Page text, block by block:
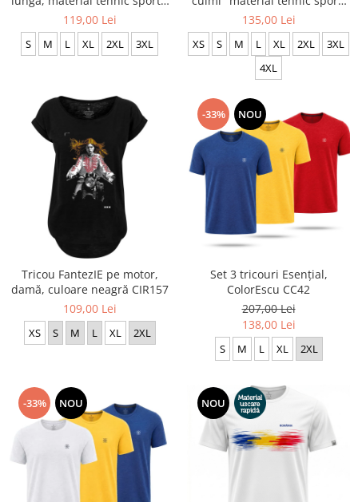
CS63
119,00 Lei
S M L XL 2XL 3XL
culoare albă CS65
135,00 Lei
XS S M L XL 2XL
3XL
4XL
Tricou FantezIE pe motor,
damă, culoare neagră CIR157
109,00 Lei
XS S M L XL 2XL
-33% NOU
Set 3 tricouri Esențial,
ColorEscu CC42
207,00 Lei
138,00 Lei
S M L XL 2XL
-33% NOU NOU